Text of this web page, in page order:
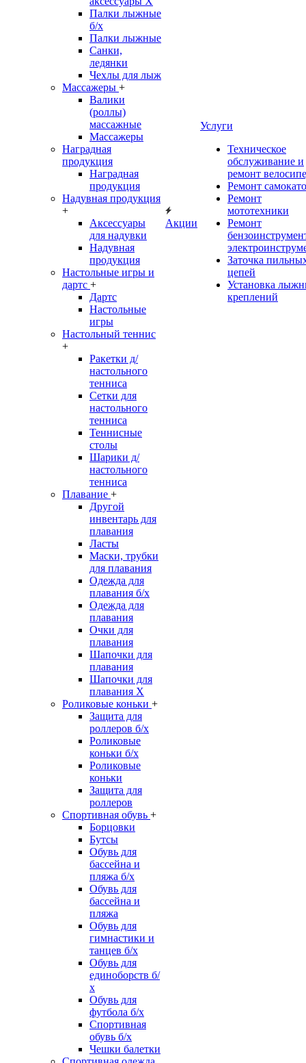
Палки лыжные
б/х
Палки лыжные
Санки,
ледянки
Чехлы для лыж
Массажеры +
Валики
(роллы)
массажные
Массажеры
Наградная
продукция
Наградная
продукция
Надувная продукция
+
Аксессуары
для надувки
Надувная
продукция
Настольные игры и
дартс +
Дартс
Настольные
игры
Настольный теннис
+
Ракетки д/
настольного
тенниса
Сетки для
настольного
тенниса
Теннисные
столы
Шарики д/
настольного
тенниса
Плавание +
Другой
инвентарь для
плавания
Ласты
Маски, трубки
для плавания
Одежда для
плавания б/х
Одежда для
плавания
Очки для
плавания
Шапочки для
плавания
Шапочки для
плавания Х
Роликовые коньки +
Защита для
роллеров б/х
Роликовые
коньки б/х
Роликовые
коньки
Защита для
роллеров
Спортивная обувь +
Борцовки
Бутсы
Обувь для
бассейна и
пляжа б/х
Обувь для
бассейна и
пляжа
Обувь для
гимнастики и
танцев б/х
Обувь для
единоборств б/
х
Обувь для
футбола б/х
Спортивная
обувь б/х
Чешки балетки
Акции
Услуги
Техническое
обслуживание и
ремонт
Ремонт
Ремонт
мототехники
Ремонт
Заточка
цепей
Установка
креплений